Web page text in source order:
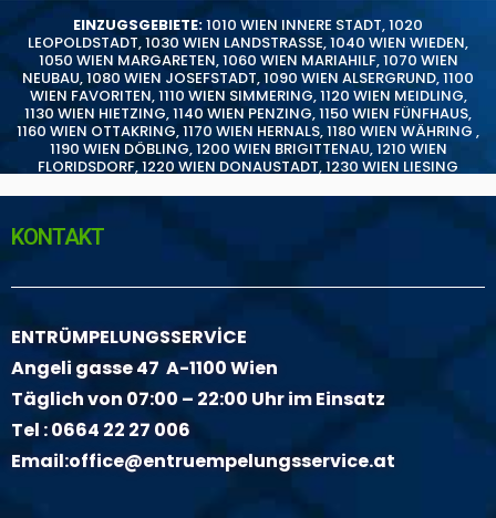
EINZUGSGEBIETE:1010 WIEN INNERE STADT,1020
LEOPOLDSTADT,1030 WIEN LANDSTRASSE,1040 WIEN WIEDEN,
1050 WIEN MARGARETEN,1060 WIEN MARIAHILF,1070 WIEN
NEUBAU,1080 WIEN JOSEFSTADT,1090 WIEN ALSERGRUND,1100
WIEN FAVORITEN,1110 WIEN SIMMERING,1120 WIEN MEIDLING,
1130 WIEN HIETZING,1140 WIEN PENZING,1150 WIEN FÜNFHAUS,
1160 WIEN OTTAKRING,1170 WIEN HERNALS,1180 WIEN WÄHRING ,
1190 WIEN DÖBLING,1200 WIEN BRIGITTENAU,1210 WIEN
FLORIDSDORF,1220 WIEN DONAUSTADT,1230 WIEN LIESING
KONTAKT
ENTRÜMPELUNGSSERVİCE
Angeli gasse 47 A-1100 Wien
Täglich von 07:00 – 22:00 Uhr im Einsatz
Tel :0664 22 27 006
Email:office@entruempelungsservice.at